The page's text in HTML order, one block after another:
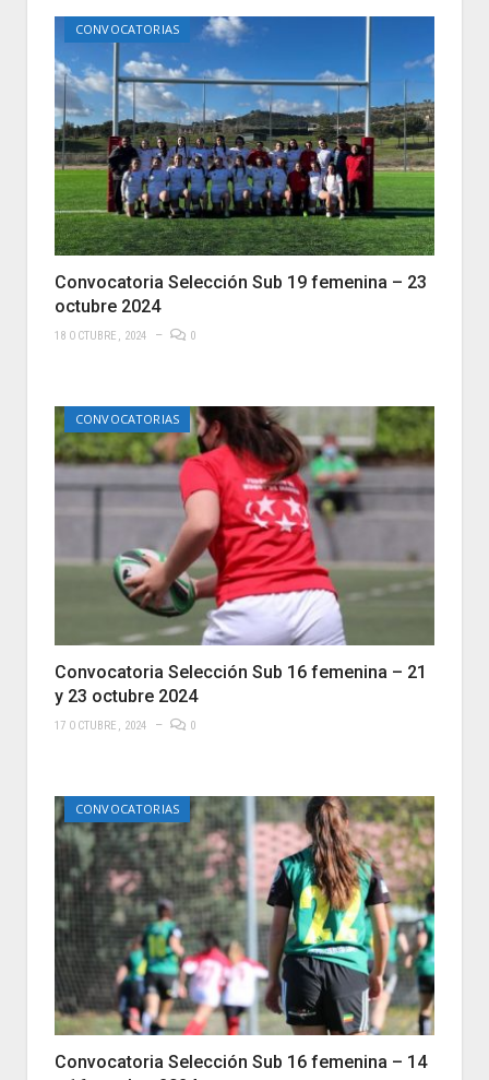
CONVOCATORIAS
Convocatoria Selección Sub 19 femenina – 23
octubre 2024
18 OCTUBRE, 2024 0
CONVOCATORIAS
Convocatoria Selección Sub 16 femenina – 21
y 23 octubre 2024
17 OCTUBRE, 2024 0
CONVOCATORIAS
Convocatoria Selección Sub 16 femenina – 14